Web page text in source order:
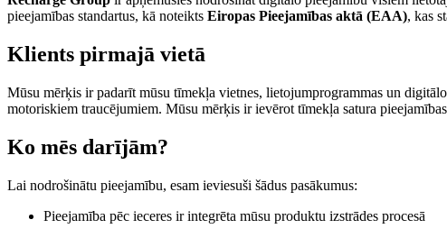
pieejamības standartus, kā noteikts Eiropas Pieejamības aktā (EAA), kas
Klients pirmajā vietā
Mūsu mērķis ir padarīt mūsu tīmekļa vietnes, lietojumprogrammas un
motoriskiem traucējumiem. Mūsu mērķis ir ievērot tīmekļa satura
Ko mēs darījām?
Lai nodrošinātu pieejamību, esam ieviesuši šādus pasākumus:
Pieejamība pēc ieceres ir integrēta mūsu produktu izstrādes procesā